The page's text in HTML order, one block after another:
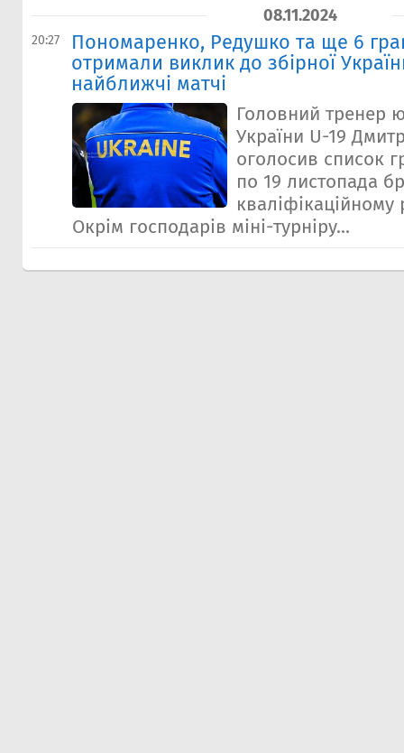
08.11.2024
20:27
Пономаренко, Редушко та ще 6
отримали виклик до збірної
найближчі матчі
Головний тренер
України U-19
оголосив список
по 19 листопада
кваліфікаційному
Окрім господарів міні-турніру...